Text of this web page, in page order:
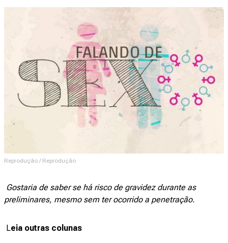
Reprodução / Reprodução
Gostaria de saber se há risco de gravidez durante as
preliminares, mesmo sem ter ocorrido a penetração.
Leia outras colunas